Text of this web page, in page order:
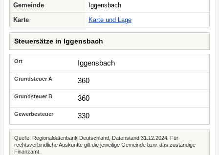
Gemeinde
Iggensbach
Karte
Karte und Lage
Steuersätze in Iggensbach
Iggensbach
360
360
330
Quelle: Regionaldatenbank Deutschland, Datenstand 31.12.2024. Für
rechtsverbindliche Auskünfte gilt die jeweilige Gemeinde bzw. das zuständige
Finanzamt.